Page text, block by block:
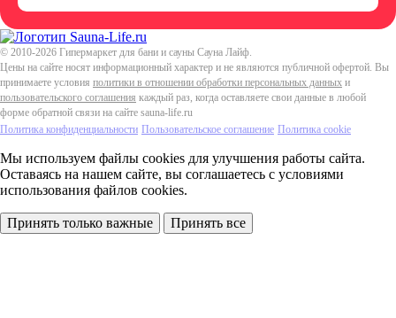
© 2010-2026 Гипермаркет для бани и сауны Сауна Лайф.
Цены на сайте носят информационный характер и не являются публичной офертой. Вы
принимаете условия политики в отношении обработки персональных данных и
пользовательского соглашения каждый раз, когда оставляете свои данные в любой
форме обратной связи на сайте sauna-life.ru
Политика конфиденциальности Пользовательское соглашение Политика cookie
Мы используем файлы cookies для улучшения работы сайта.
Оставаясь на нашем сайте, вы соглашаетесь с условиями
использования файлов cookies.
Принять только важные Принять все